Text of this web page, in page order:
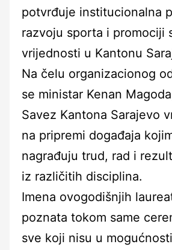
potvrđuje institucionalna
razvoju sporta i promociji
vrijednosti u Kantonu
Na čelu organizacionog
se ministar Kenan
Savez Kantona Sarajevo
na pripremi događaja
nagrađuju trud, rad i
iz različitih disciplina.
Imena ovogodišnjih
poznata tokom same
sve koji nisu u mogućnosti